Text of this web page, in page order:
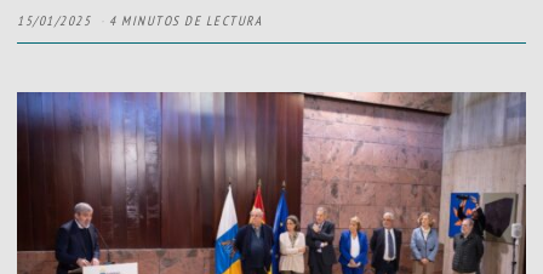
15/01/2025 4 MINUTOS DE LECTURA